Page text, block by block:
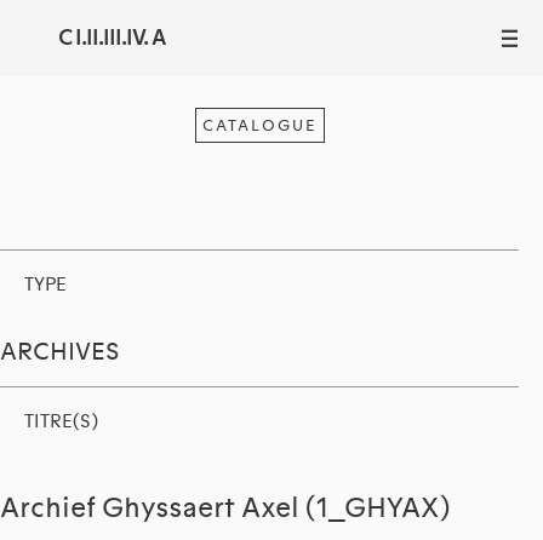
C I.II.III.IV. A III
CATALOGUE
TYPE
ARCHIVES
TITRE(S)
Archief Ghyssaert Axel (1_GHYAX)